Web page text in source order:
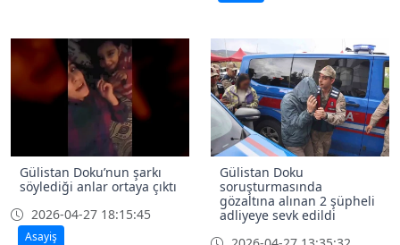
Gülistan Doku’nun şarkı
söylediği anlar ortaya çıktı
2026-04-27 18:15:45
Asayiş
Gülistan Doku
soruşturmasında
gözaltına alınan 2 şüpheli
adliyeye sevk edildi